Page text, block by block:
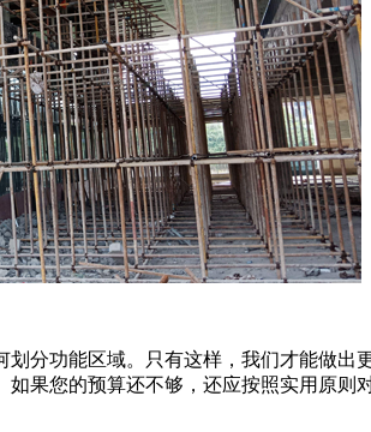
分功能区域。只有这样，我们才能做出
果您的预算还不够，还应按照实用原则